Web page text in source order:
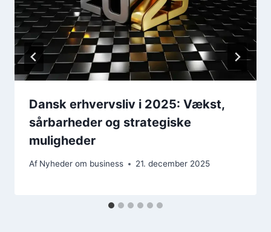
Dansk erhvervsliv i 2025: Vækst,
sårbarheder og strategiske
muligheder
Af Nyheder om business 21. december 2025